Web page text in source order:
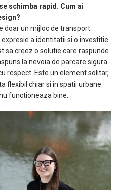
schimba rapid. Cum ai
doar un mijloc de transport.
a identitatii si o investitie
sa creez o solutie care raspunde
la nevoia de parcare sigura
respect. Este un element solitar,
flexibil chiar si in spatii urbane
functioneaza bine.